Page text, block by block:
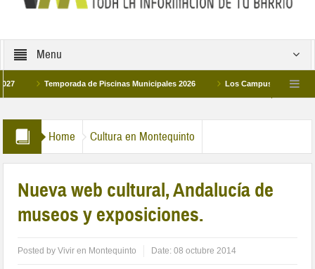
Menu
Temporada de Piscinas Municipales 2026 Los Campus de Tecnificación
Home Cultura en Montequinto
Nueva web cultural, Andalucía de
museos y exposiciones.
Posted byVivir en Montequinto Date:08 octubre 2014